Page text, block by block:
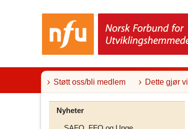
o
Støtt oss/bli medlem Dette gjør vi
Nyheter